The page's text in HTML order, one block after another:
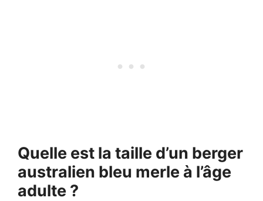
Quelle est la taille d’un berger
australien bleu merle à l’âge
adulte ?